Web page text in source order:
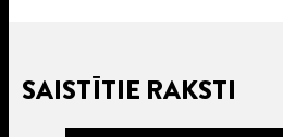
SAISTĪTIE RAKSTI